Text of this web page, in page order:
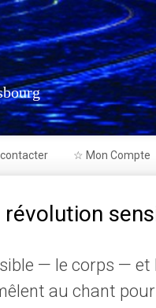
contacter ☆ Mon Compte
révolution
— le corps — et
au chant